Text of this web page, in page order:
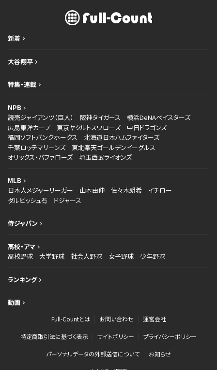
新着
大谷翔平
特集・連載
NPB
読売ジャイアンツ（巨人）
阪神タイガース
横浜DeNAベイスターズ
広島東洋カープ
東京ヤクルトスワローズ
中日ドラゴンズ
福岡ソフトバンクホークス
北海道日本ハムファイターズ
千葉ロッテマリーンズ
東北楽天ゴールデンイーグルス
オリックス・バファローズ
埼玉西武ライオンズ
MLB
日本人メジャーリーガー
山本由伸 佐々木朗希
イチロー
ダルビッシュ有
ドジャース
侍ジャパン
高校・アマ
高校野球
大学野球 社会人野球 女子野球 少年野球
ランキング
動画
Full-Countとは お問い合わせ 運営会社
特定商取引法に基づく表示 サイトポリシー プライバシーポリシー
パーソナルデータの外部送信について お知らせ